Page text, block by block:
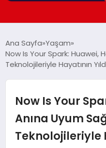
SIYASET
SPOR
Ana Sayfa Yaşam
Now Is Your Spark: Huawei,
Teknolojileriyle Hayatının
Now Is Your
Anına Uyum
Teknolojileriyle